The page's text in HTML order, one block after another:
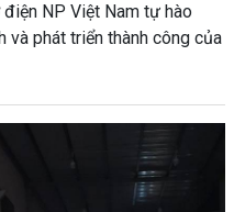
NP Việt Nam tự hào
phát triển thành công của